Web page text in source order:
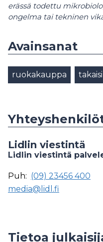
erässä todettu
ongelma tai tekninen
Avainsanat
ruokakauppa
Lidlin viestintä
Lidlin viestintä
Puh: (09) 23456 400
media@lidl.fi
Tietoa